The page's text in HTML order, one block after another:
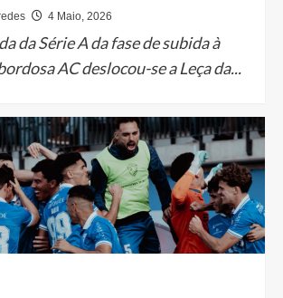
4 Maio, 2026
da Série A da fase de subida à
AC deslocou-se a Leça da...